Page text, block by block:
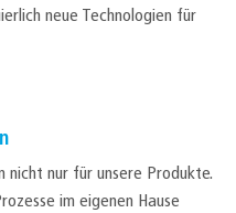
neue Technologien für
nicht nur für unsere Produkte.
im eigenen Hause